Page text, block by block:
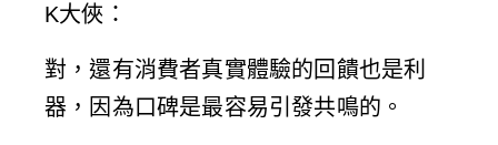
K大俠 ：
對，還有消費者真實體驗的回饋也是利
器，因為口碑是最容易引發共鳴的。